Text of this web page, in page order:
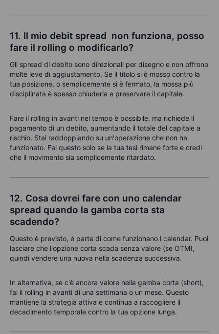
11. Il mio debit spread non funziona, posso
fare il rolling o modificarlo?
Gli spread di debito sono direzionali per disegno e non offrono
molte leve di aggiustamento. Se il titolo si è mosso contro la
tua posizione, o semplicemente si è fermato, la mossa più
disciplinata è spesso chiuderla e preservare il capitale.
Fare il rolling in avanti nel tempo è possibile, ma richiede il
pagamento di un debito, aumentando il totale del capitale a
rischio. Stai raddoppiando su un'operazione che non ha
funzionato. Fai questo solo se la tua tesi rimane forte e credi
che il movimento sia semplicemente ritardato.
12. Cosa dovrei fare con uno calendar
spread quando la gamba corta sta
scadendo?
Questo è previsto, è parte di come funzionano i calendar. Puoi
lasciare che l'opzione corta scada senza valore (se OTM),
quindi vendere una nuova nella scadenza successiva.
In alternativa, se c'è ancora valore nella gamba corta (short),
fai il rolling in avanti di una settimana o un mese. Questo
mantiene la strategia attiva e continua a raccogliere il
decadimento temporale contro la tua opzione lunga.